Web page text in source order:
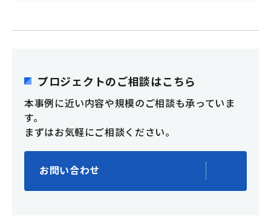
プロジェクトのご相談はこちら
本事例に近い内容や規模のご相談も承っていま
す。
まずはお気軽にご相談ください。
お問い合わせ